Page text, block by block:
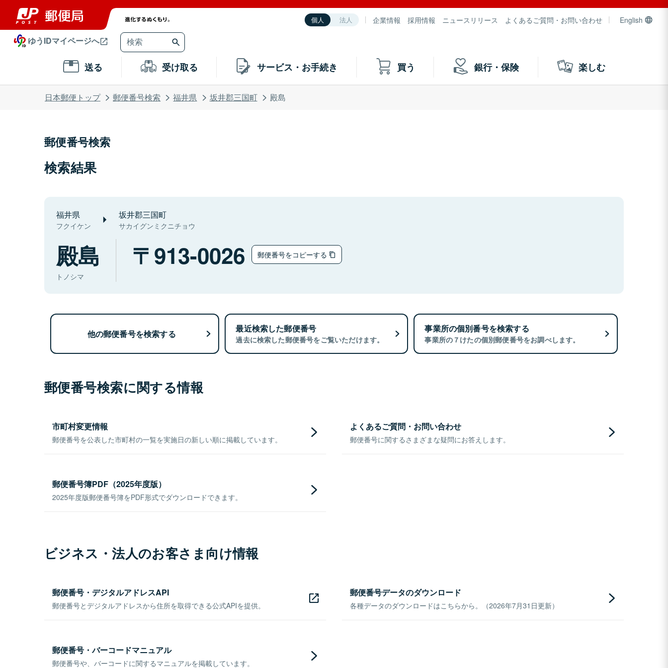
個人 法人 企業情報 採用情報 ニュースリリース よくあるご質問・お問い合わせ English
ゆうIDマイページへ
送る 受け取る サービス・お手続き 買う 銀行・保険 楽しむ
日本郵便トップ 郵便番号検索 福井県 坂井郡三国町 殿島
郵便番号検索
検索結果
福井県
フクイケン
坂井郡三国町
サカイグンミクニチョウ
殿島
トノシマ
913-0026 郵便番号をコピーする
他の郵便番号を検索する 最近検索した郵便番号
過去に検索した郵便番号をご覧いただけます。
事業所の個別番号を検索する
事業所の７けたの個別郵便番号をお調べします。
郵便番号検索に関する情報
市町村変更情報
郵便番号を公表した市町村の一覧を実施日の新しい順に掲載しています。
よくあるご質問・お問い合わせ
郵便番号に関するさまざまな疑問にお答えします。
郵便番号簿PDF（2025年度版）
2025年度版郵便番号簿をPDF形式でダウンロードできます。
ビジネス・法人のお客さま向け情報
郵便番号・デジタルアドレスAPI
郵便番号とデジタルアドレスから住所を取得できる公式APIを提供。
郵便番号データのダウンロード
各種データのダウンロードはこちらから。（2026年7月31日更新）
郵便番号・バーコードマニュアル
郵便番号や、バーコードに関するマニュアルを掲載しています。